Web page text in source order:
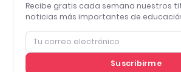
Recibe gratis cada semana nuestros
noticias más importantes de
Suscribirme